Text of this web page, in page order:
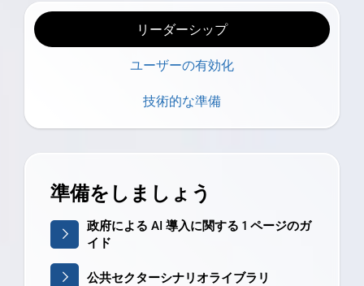
リーダーシップ
ユーザーの有効化
技術的な準備
準備をしましょう
政府による AI 導入に関する 1 ページのガ
イド
公共セクターシナリオライブラリ